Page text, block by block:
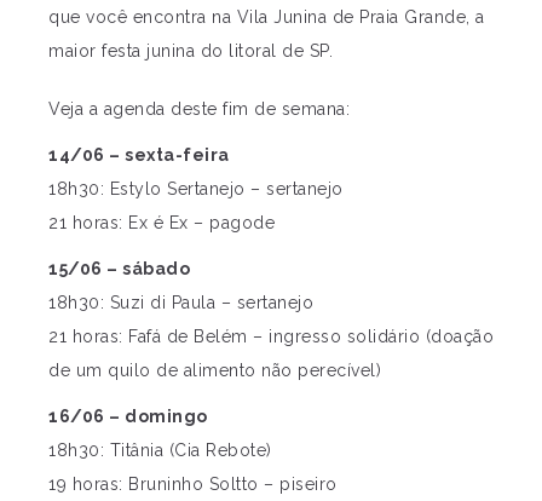
que você encontra na Vila Junina de Praia Grande, a
maior festa junina do litoral de SP.
Veja a agenda deste fim de semana:
14/06 – sexta-feira
18h30: Estylo Sertanejo – sertanejo
21 horas: Ex é Ex – pagode
15/06 – sábado
18h30: Suzi di Paula – sertanejo
21 horas: Fafá de Belém – ingresso solidário (doação
de um quilo de alimento não perecível)
16/06 – domingo
18h30: Titânia (Cia Rebote)
19 horas: Bruninho Soltto – piseiro